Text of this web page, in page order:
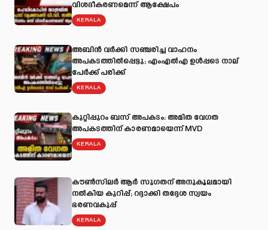
വിശദീകരണമെന്ന് ആക്ഷേപം
KERALA
അബിന്‍ വര്‍ക്കി സഞ്ചരിച്ച വാഹനം
അപകടത്തില്‍പ്പെട്ടു; എംഎല്‍എ ഉള്‍പ്പടെ നാല്
പേര്‍ക്ക് പരിക്ക്
KERALA
കുറ്റിപ്പുറം ബസ് അപകടം: അമിത വേഗത
അപകടത്തിന് കാരണമായെന്ന് MVD
KERALA
കൗൺസിലർ ആർ സുഗതന് അനുകൂലമായി
നല്‍കിയ കുറിപ്പ്; റദ്ദാക്കി തദ്ദേശ സ്വയം
ഭരണവകുപ്പ്
KERALA